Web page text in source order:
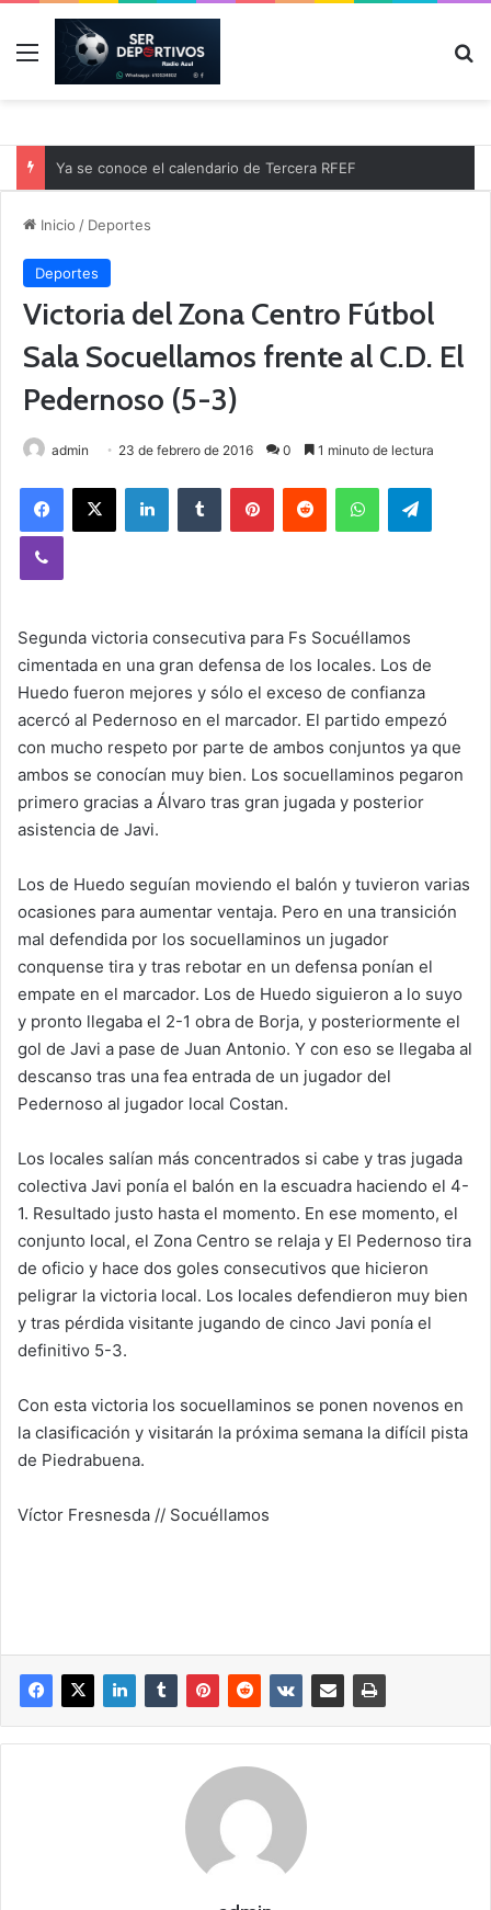
Menú
Ya se conoce el calendario de Tercera RFEF
Inicio / Deportes
Deportes
Victoria del Zona Centro Fútbol
Sala Socuellamos frente al C.D. El
Pedernoso (5-3)
admin 23 de febrero de 2016 0 1 minuto de lectura
Segunda victoria consecutiva para Fs Socuéllamos
cimentada en una gran defensa de los locales. Los de
Huedo fueron mejores y sólo el exceso de confianza
acercó al Pedernoso en el marcador. El partido empezó
con mucho respeto por parte de ambos conjuntos ya que
ambos se conocían muy bien. Los socuellaminos pegaron
primero gracias a Álvaro tras gran jugada y posterior
asistencia de Javi.
Los de Huedo seguían moviendo el balón y tuvieron varias
ocasiones para aumentar ventaja. Pero en una transición
mal defendida por los socuellaminos un jugador
conquense tira y tras rebotar en un defensa ponían el
empate en el marcador. Los de Huedo siguieron a lo suyo
y pronto llegaba el 2-1 obra de Borja, y posteriormente el
gol de Javi a pase de Juan Antonio. Y con eso se llegaba al
descanso tras una fea entrada de un jugador del
Pedernoso al jugador local Costan.
Los locales salían más concentrados si cabe y tras jugada
colectiva Javi ponía el balón en la escuadra haciendo el 4-
1. Resultado justo hasta el momento. En ese momento, el
conjunto local, el Zona Centro se relaja y El Pedernoso tira
de oficio y hace dos goles consecutivos que hicieron
peligrar la victoria local. Los locales defendieron muy bien
y tras pérdida visitante jugando de cinco Javi ponía el
definitivo 5-3.
Con esta victoria los socuellaminos se ponen novenos en
la clasificación y visitarán la próxima semana la difícil pista
de Piedrabuena.
Víctor Fresnesda // Socuéllamos